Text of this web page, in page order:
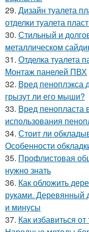
29. Дизайн туалета
отделки туалета
30. Стильный и
металлическом
31. Отделка туалета
Монтаж панелей ПВХ
32. Вред пеноплэкса
грызут ли его мыши?
33. Вред
использования
34. Стоит ли
Особенности
35. Профлистовая
нужно знать
36. Как обложить
руками. Деревянный
и минусы
37. Как избавиться